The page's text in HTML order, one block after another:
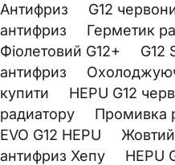
Антифриз G12
антифриз
Герметик
Фіолетовий G12+
G12
антифриз
купити
HEPU G12
радиатору
Промивка
EVO G12 HEPU
антифриз Хепу
HEPU